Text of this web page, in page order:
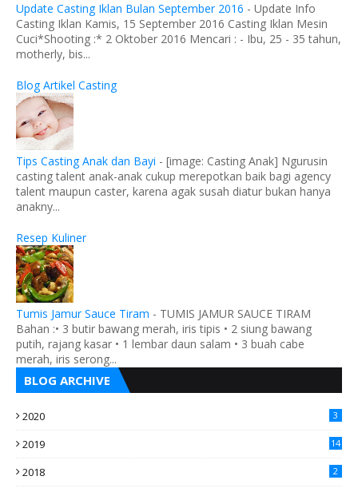
Update Casting Iklan Bulan September 2016 - Update Info
Casting Iklan Kamis, 15 September 2016 Casting Iklan Mesin
Cuci*Shooting :* 2 Oktober 2016 Mencari : - Ibu, 25 - 35 tahun,
motherly, bis...
Blog Artikel Casting
Tips Casting Anak dan Bayi - [image: Casting Anak] Ngurusin
casting talent anak-anak cukup merepotkan baik bagi agency
talent maupun caster, karena agak susah diatur bukan hanya
anakny...
Resep Kuliner
Tumis Jamur Sauce Tiram - TUMIS JAMUR SAUCE TIRAM
Bahan :• 3 butir bawang merah, iris tipis • 2 siung bawang
putih, rajang kasar • 1 lembar daun salam • 3 buah cabe
merah, iris serong...
BLOG ARCHIVE
2020 3
2019 14
2018 2